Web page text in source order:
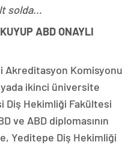
solda…
ABD ONAYLI
Akreditasyon Komisyonu
ikinci üniversite
Diş Hekimliği Fakültesi
ve ABD diplomasının
Yeditepe Diş Hekimliği